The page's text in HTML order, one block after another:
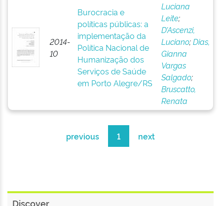
2014-
10
Burocracia e
políticas públicas: a
implementação da
Política Nacional de
Humanização dos
Serviços de Saúde
em Porto Alegre/RS
Luciana
Leite;
D’Ascenzi,
Luciano;Dias,
Gianna
Vargas
Salgado;
Bruscatto,
Renata
previous 1 next
Discover